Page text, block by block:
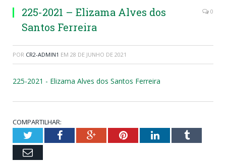
225-2021 – Elizama Alves dos
Santos Ferreira
0
POR CR2-ADMIN1 EM 28 DE JUNHO DE 2021
225-2021 - Elizama Alves dos Santos Ferreira
COMPARTILHAR:
TwitterFacebookGoogle+PinterestLinkedInTumblr
Email